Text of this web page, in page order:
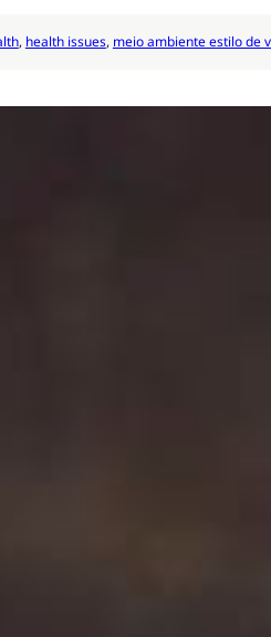
, health issues, meio ambiente estilo de